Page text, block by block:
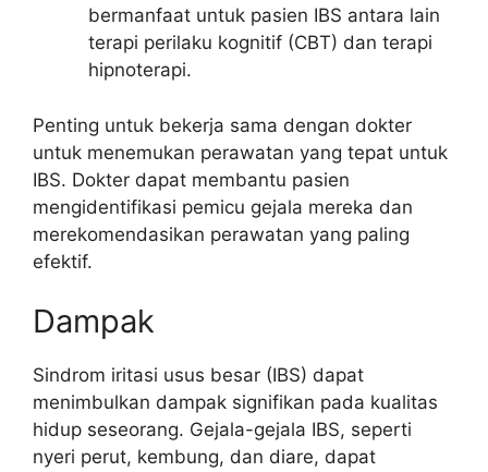
bermanfaat untuk pasien IBS antara lain
terapi perilaku kognitif (CBT) dan terapi
hipnoterapi.
Penting untuk bekerja sama dengan dokter
untuk menemukan perawatan yang tepat untuk
IBS. Dokter dapat membantu pasien
mengidentifikasi pemicu gejala mereka dan
merekomendasikan perawatan yang paling
efektif.
Dampak
Sindrom iritasi usus besar (IBS) dapat
menimbulkan dampak signifikan pada kualitas
hidup seseorang. Gejala-gejala IBS, seperti
nyeri perut, kembung, dan diare, dapat